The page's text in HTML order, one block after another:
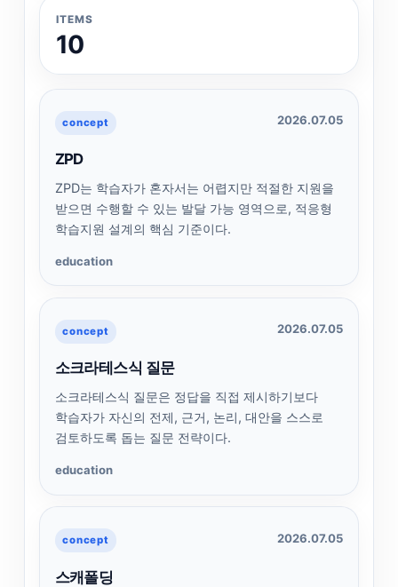
ITEMS
10
concept 2026.07.05
ZPD
ZPD는 학습자가 혼자서는 어렵지만 적절한 지원을
받으면 수행할 수 있는 발달 가능 영역으로, 적응형
학습지원 설계의 핵심 기준이다.
education
concept 2026.07.05
소크라테스식 질문
소크라테스식 질문은 정답을 직접 제시하기보다
학습자가 자신의 전제, 근거, 논리, 대안을 스스로
검토하도록 돕는 질문 전략이다.
education
concept 2026.07.05
스캐폴딩